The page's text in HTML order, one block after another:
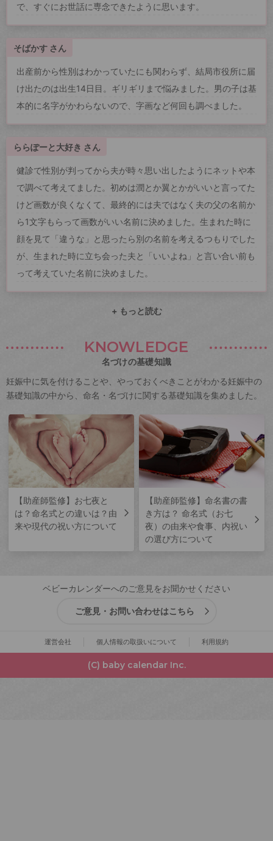
で、すぐにお世話に専念できたように思います。
そばかす さん
出産前から性別はわかっていたにも関わらず、結局市役所に届
け出たのは出生14日目。ギリギリまで悩みました。男の子は基
本的に名字がかわらないので、字画など何回も調べました。
ららぽーと大好き さん
健診で性別が判ってから夫が時々思い出したようにネットや本
で調べて考えてました。初めは潤とか翼とかがいいと言ってた
けど画数が良くなくて、最終的には夫ではなく夫の父の名前か
ら1文字もらって画数がいい名前に決めました。生まれた時に
顔を見て「違うな」と思ったら別の名前を考えるつもりでした
が、生まれた時に立ち会った夫と「いいよね」と言い合い前も
って考えていた名前に決めました。
+ もっと読む
KNOWLEDGE
名づけの基礎知識
妊娠中に気を付けることや、やっておくべきことがわかる妊娠中の
基礎知識の中から、命名・名づけに関する基礎知識を集めました。
【助産師監修】お七夜と
は？命名式との違いは？由
来や現代の祝い方について
【助産師監修】命名書の書
き方は？ 命名式（お七
夜）の由来や食事、内祝い
の選び方について
ベビーカレンダーへのご意見をお聞かせください
ご意見・お問い合わせはこちら
運営会社 個人情報の取扱いについて 利用規約
(C) baby calendar Inc.